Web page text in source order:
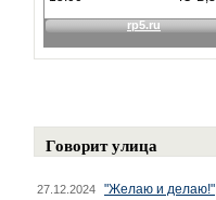
Говорит улица
27.12.2024 "Желаю и делаю!"